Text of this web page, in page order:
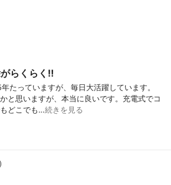
らくらく‼︎
たっていますが、毎日大活躍しています。
と思いますが、本当に良いです。充電式でコ
どこでも…続きを見る